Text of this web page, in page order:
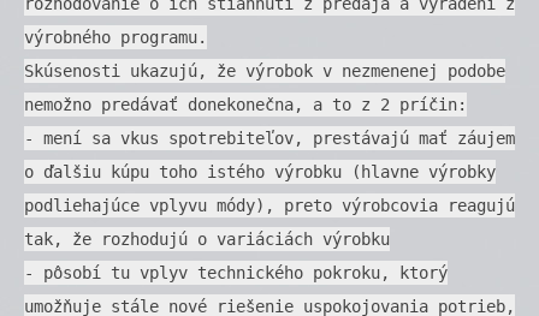
výrobného programu.
Skúsenosti ukazujú, že výrobok v nezmenenej podobe
nemožno predávať donekonečna, a to z 2 príčin:
- mení sa vkus spotrebiteľov, prestávajú mať záujem
o ďalšiu kúpu toho istého výrobku (hlavne výrobky
podliehajúce vplyvu módy), preto výrobcovia reagujú
tak, že rozhodujú o variáciách výrobku
- pôsobí tu vplyv technického pokroku, ktorý
umožňuje stále nové riešenie uspokojovania potrieb,